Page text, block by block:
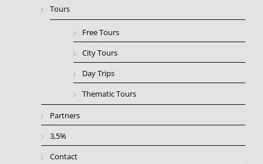
Tours
Free Tours
City Tours
Day Trips
Thematic Tours
Partners
3,5%
Contact